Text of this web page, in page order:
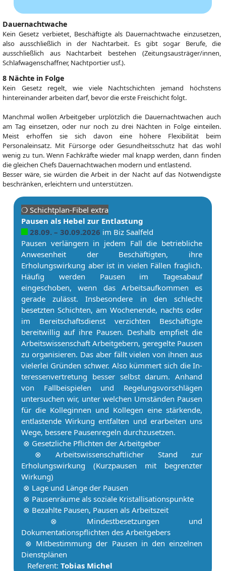
Dauernachtwache
Kein Gesetz verbietet, Beschäftigte als Dauernachtwache einzusetzen,
also ausschließlich in der Nachtarbeit. Es gibt sogar Berufe, die
ausschließlich aus Nachtarbeit bestehen (Zeitungsausträger/innen,
Schlafwagenschaffner, Nachtportier usf.).
8 Nächte in Folge
Kein Gesetz regelt, wie viele Nachtschichten jemand höchstens
hintereinander arbeiten darf, bevor die erste Freischicht folgt.
Manchmal wollen Arbeitgeber urplötzlich die Dauernachtwachen auch
am Tag einsetzen, oder nur noch zu drei Nächten in Folge einteilen.
Meist erhoffen sie sich davon eine höhere Flexibilität beim
Personaleinsatz. Mit Fürsorge oder Gesundheitsschutz hat das wohl
wenig zu tun. Wenn Fachkräfte wieder mal knapp werden, dann finden
die gleichen Chefs Dauernachtwachen modern und entlastend.
Besser wäre, sie würden die Arbeit in der Nacht auf das Notwendigste
beschränken, erleichtern und unterstützen.
❍ Schicht­plan-Fibel extra
Pau­sen als Hebel zur Entlastung
28.09. – 30.09.2026 im Biz Saalfeld
Pau­sen verlängern in jedem Fall die betriebliche
Anwesenheit der Beschäftigten, ihre
Erholungswirkung aber ist in vielen Fällen fraglich.
Häufig werden Pau­sen im Tagesabauf
eingeschoben, wenn das Ar­beitsaufkommen es
gerade zulässt. Insbesondere in den schlecht
besetzten Schichten, am Wochenende, nachts oder
im Bereitschaftsdienst verzichten Beschäftigte
bereitwillig auf ihre Pau­sen. Deshalb empfielt die
Ar­beitswissenschaft Ar­beit­ge­bern, geregelte Pau­sen
zu organisieren. Das aber fällt vielen von ihnen aus
vielerlei Gründen schwer. Also kümmert sich die In­
ter­es­sen­ver­tre­tung besser selbst darum. Anhand
von Fallbeispielen und Regelungsvorschlägen
untersuchen wir, unter welchen Umständen Pau­sen
für die Kolleginnen und Kollegen eine stärkende,
entlastende Wirkung entfalten und erarbeiten uns
Wege, bessere Pau­senregeln durchzusetzen.
⊗ Gesetzliche Pflichten der Ar­beit­ge­ber
⊗ Ar­beitswissenschaftlicher Stand zur
Erholungswirkung (Kurzpausen mit begrenzter
Wirkung)
⊗ Lage und Länge der Pau­sen
⊗ Pau­senräume als soziale Kristallisationspunkte
⊗ Bezahlte Pau­sen, Pau­sen als Ar­beits­zeit
⊗ Mindestbesetzungen und
Dokumentationspflichten des Ar­beit­ge­bers
⊗ Mit­be­stim­mung der Pau­sen in den einzelnen
Dienstplänen
Referent: Tobias Michel